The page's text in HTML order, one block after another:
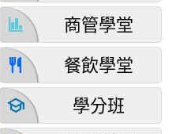
finance 商管學堂
restaurant 餐飲學堂
school 學分班